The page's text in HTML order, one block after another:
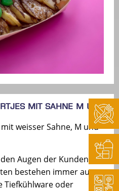
mit Sahne M u.
weisser Sahne, M und
Augen der Kunden
bestehen immer aus
Tiefkühlware oder